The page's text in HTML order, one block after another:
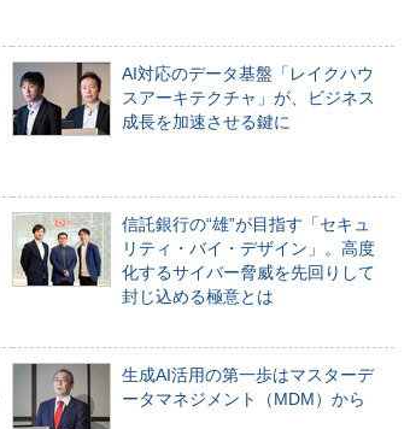
AI対応のデータ基盤「レイクハウ
スアーキテクチャ」が、ビジネス
成長を加速させる鍵に
信託銀行の“雄”が目指す「セキュ
リティ・バイ・デザイン」。高度
化するサイバー脅威を先回りして
封じ込める極意とは
生成AI活用の第一歩はマスターデ
ータマネジメント（MDM）から